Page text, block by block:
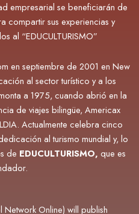
empresarial se beneficiarán de
compartir sus experiencias y
al “EDUCULTURISMO”
en septiembre de 2001 en New
al sector turístico y a los
a 1975, cuando abrió en la
de viajes bilingüe, Americax
Actualmente celebra cinco
al turismo mundial y, lo
de EDUCULTURISMO, que es
Online) will publish